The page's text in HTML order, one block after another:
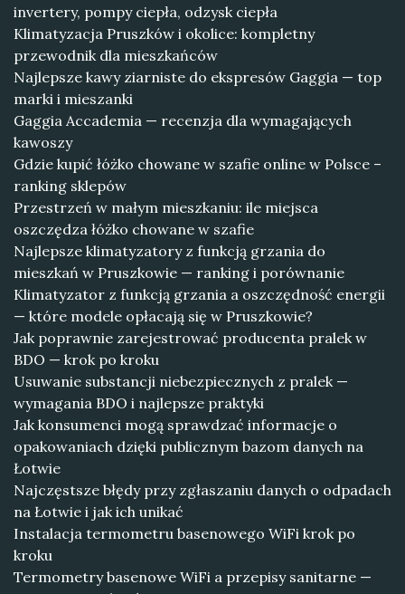
invertery, pompy ciepła, odzysk ciepła
Klimatyzacja Pruszków i okolice: kompletny
przewodnik dla mieszkańców
Najlepsze kawy ziarniste do ekspresów Gaggia — top
marki i mieszanki
Gaggia Accademia — recenzja dla wymagających
kawoszy
Gdzie kupić łóżko chowane w szafie online w Polsce –
ranking sklepów
Przestrzeń w małym mieszkaniu: ile miejsca
oszczędza łóżko chowane w szafie
Najlepsze klimatyzatory z funkcją grzania do
mieszkań w Pruszkowie — ranking i porównanie
Klimatyzator z funkcją grzania a oszczędność energii
— które modele opłacają się w Pruszkowie?
Jak poprawnie zarejestrować producenta pralek w
BDO — krok po kroku
Usuwanie substancji niebezpiecznych z pralek —
wymagania BDO i najlepsze praktyki
Jak konsumenci mogą sprawdzać informacje o
opakowaniach dzięki publicznym bazom danych na
Łotwie
Najczęstsze błędy przy zgłaszaniu danych o odpadach
na Łotwie i jak ich unikać
Instalacja termometru basenowego WiFi krok po
kroku
Termometry basenowe WiFi a przepisy sanitarne —